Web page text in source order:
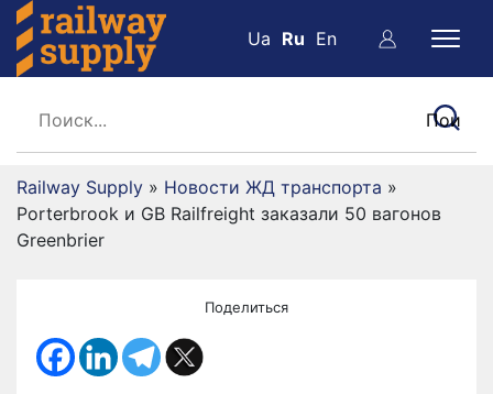
Ua Ru En
Railway Supply » Новости ЖД транспорта »
Porterbrook и GB Railfreight заказали 50 вагонов
Greenbrier
Поделиться